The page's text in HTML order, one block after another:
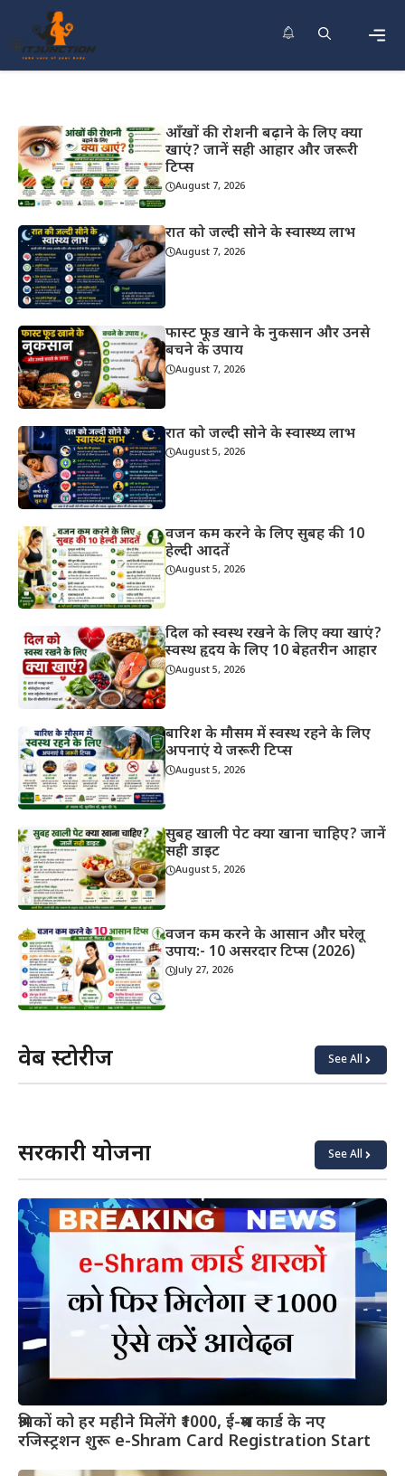
content
आँखों की रोशनी बढ़ाने के लिए क्या
खाएं? जानें सही आहार और जरूरी
टिप्स
August 7, 2026
रात को जल्दी सोने के स्वास्थ्य लाभ
August 7, 2026
फास्ट फूड खाने के नुकसान और उनसे
बचने के उपाय
August 7, 2026
रात को जल्दी सोने के स्वास्थ्य लाभ
August 5, 2026
वजन कम करने के लिए सुबह की 10
हेल्दी आदतें
August 5, 2026
दिल को स्वस्थ रखने के लिए क्या खाएं?
स्वस्थ हृदय के लिए 10 बेहतरीन आहार
August 5, 2026
बारिश के मौसम में स्वस्थ रहने के लिए
अपनाएं ये जरूरी टिप्स
August 5, 2026
सुबह खाली पेट क्या खाना चाहिए? जानें
सही डाइट
August 5, 2026
वजन कम करने के आसान और घरेलू
उपाय:- 10 असरदार टिप्स (2026)
July 27, 2026
वेब स्टोरीज See All
अंतर
जानिए!
सरकारी योजना See All
श्रमिकों को हर महीने मिलेंगे ₹1000, ई-श्रम कार्ड के नए
रजिस्ट्रशन शुरू e-Shram Card Registration Start